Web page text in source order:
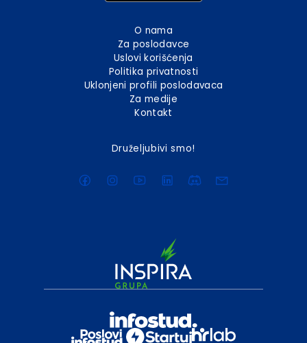
O nama
Za poslodavce
Uslovi korišćenja
Politika privatnosti
Uklonjeni profili poslodavaca
Za medije
Kontakt
Druželjubivi smo!